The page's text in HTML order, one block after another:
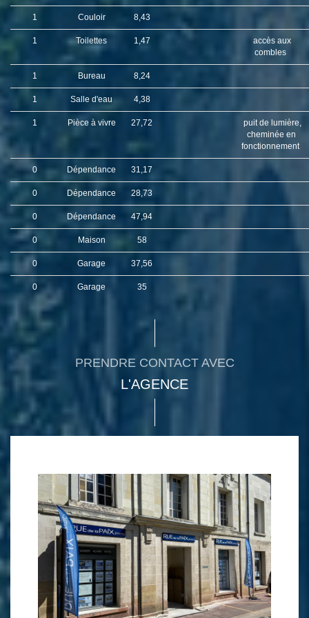
1 Couloir 8,43
1 Toilettes 1,47
accès aux
combles
1 Bureau 8,24
1 Salle d'eau 4,38
1 Pièce à vivre 27,72
puit de lumière,
cheminée en
fonctionnement
0 Dépendance 31,17
0 Dépendance 28,73
0 Dépendance 47,94
0 Maison 58
0 Garage 37,56
0 Garage 35
PRENDRE CONTACT AVEC
L'AGENCE